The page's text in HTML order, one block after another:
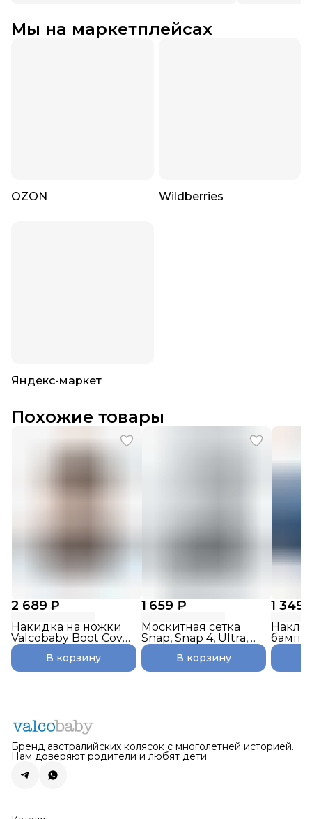
Мы на маркетплейсах
OZON Wildberries
Яндекс-маркет
Похожие товары
2 689 ₽
Накидка на ножки
Valcobaby Boot Cover
Snap, Snap 4 Flatt
Matt / SandВ корзину
1 659 ₽
Москитная сетка
Snap, Snap 4, Ultra,
Trend, Ultra Trend
В корзину
1 349
Snap,
Бренд австралийских колясок с многолетней историей.
Нам доверяют родители и любят дети.